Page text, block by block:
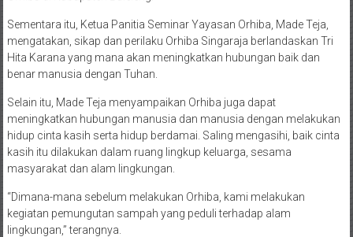
Sementara itu, Ketua Panitia Seminar Yayasan Orhiba, Made Teja,
mengatakan, sikap dan perilaku Orhiba Singaraja berlandaskan Tri
Hita Karana yang mana akan meningkatkan hubungan baik dan
benar manusia dengan Tuhan.
Selain itu, Made Teja menyampaikan Orhiba juga dapat
meningkatkan hubungan manusia dan manusia dengan melakukan
hidup cinta kasih serta hidup berdamai. Saling mengasihi, baik cinta
kasih itu dilakukan dalam ruang lingkup keluarga, sesama
masyarakat dan alam lingkungan.
“Dimana-mana sebelum melakukan Orhiba, kami melakukan
kegiatan pemungutan sampah yang peduli terhadap alam
lingkungan,” terangnya.